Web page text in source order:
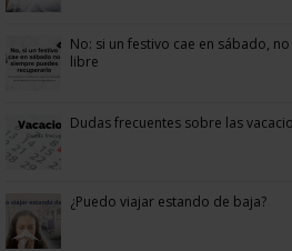
No: si un festivo cae en sábado,
libre
Dudas frecuentes sobre las
¿Puedo viajar estando de baja?